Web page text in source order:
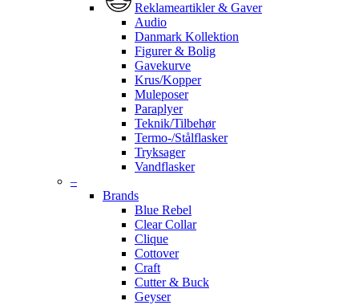
Reklameartikler & Gaver
Audio
Danmark Kollektion
Figurer & Bolig
Gavekurve
Krus/Kopper
Muleposer
Paraplyer
Teknik/Tilbehør
Termo-/Stålflasker
Tryksager
Vandflasker
–
Brands
Blue Rebel
Clear Collar
Clique
Cottover
Craft
Cutter & Buck
Geyser